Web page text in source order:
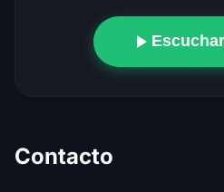
Contacto